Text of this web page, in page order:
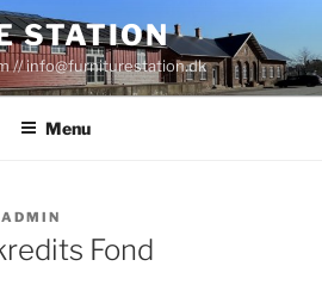
STATION
// info@furniturestation.dk
Menu
ADMIN
Fond